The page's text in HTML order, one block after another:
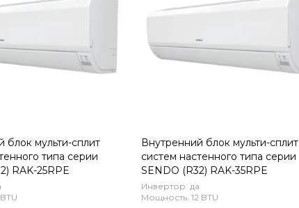
блок мульти-сплит
типа серии
RAK-25RPE
Внутренний блок мульти-сплит
систем настенного типа серии
SENDO (R32) RAK-35RPE
Инвертор: да
Мощность: 12 BTU